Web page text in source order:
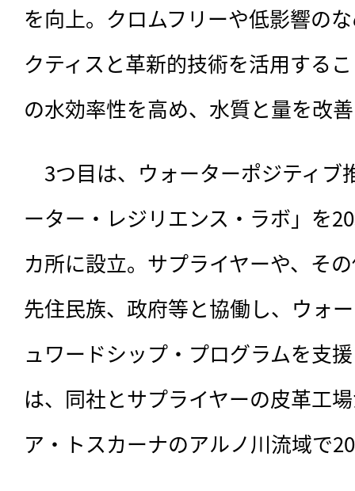
を向上。クロムフリーや低影響の
クティスと革新的技術を活用する
の水効率性を高め、水質と量を改
3つ目は、ウォーターポジティブ
ーター・レジリエンス・ラボ」を
カ所に設立。サプライヤーや、そ
先住民族、政府等と協働し、ウォ
ュワードシップ・プログラムを支
は、同社とサプライヤーの皮革工
ア・トスカーナのアルノ川流域で